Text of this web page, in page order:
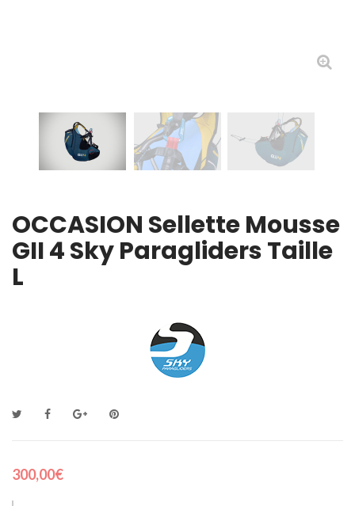
OCCASION Sellette Mousse
GII 4 Sky Paragliders Taille
L
300,00€